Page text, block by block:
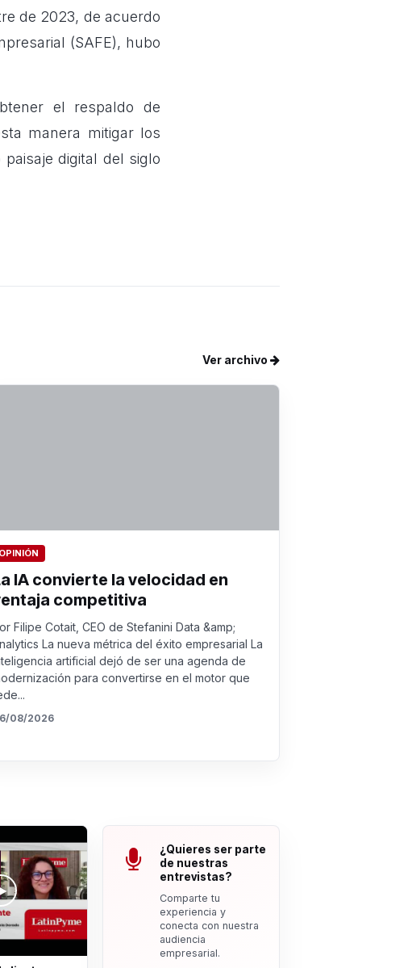
de 2023, de acuerdo
(SAFE), hubo
el respaldo de
manera mitigar los
digital del siglo
Ver archivo
OPINIÓN
IA convierte la velocidad en
competitiva
Filipe Cotait, CEO de Stefanini Data &amp;
La nueva métrica del éxito empresarial La
artificial dejó de ser una agenda de
para convertirse en el motor que
08/2026
¿Quieres ser parte
de nuestras
entrevistas?
Comparte tu
experiencia y
conecta con nuestra
audiencia
empresarial.